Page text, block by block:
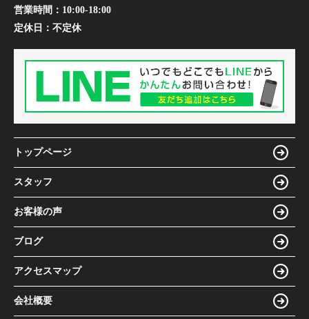
営業時間： 10:00-18:00
定休日： 不定休
トップページ
スタッフ
お客様の声
ブログ
アクセスマップ
会社概要